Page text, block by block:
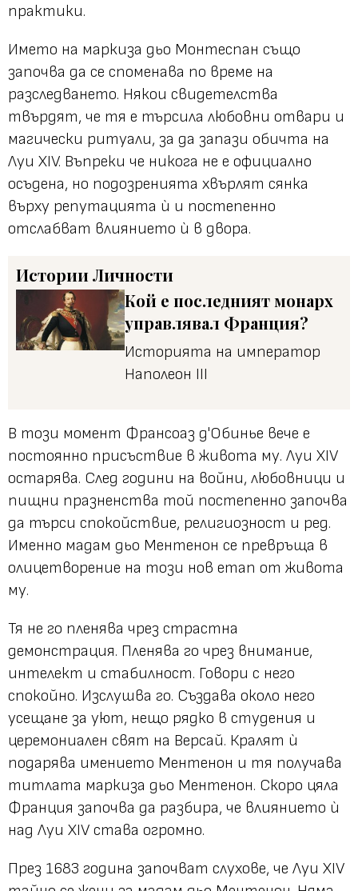
практики.
Името на маркиза дьо Монтеспан също
започва да се споменава по време на
разследването. Някои свидетелства
твърдят, че тя е търсила любовни отвари и
магически ритуали, за да запази обичта на
Луи XIV. Въпреки че никога не е официално
осъдена, но подозренията хвърлят сянка
върху репутацията ѝ и постепенно
отслабват влиянието ѝ в двора.
ИсторииЛичности
Кой е последният монарх
управлявал Франция?
Историята на император
Наполеон III
В този момент Франсоаз д'Обинье вече е
постоянно присъствие в живота му. Луи XIV
остарява. След години на войни, любовници и
пищни празненства той постепенно започва
да търси спокойствие, религиозност и ред.
Именно мадам дьо Ментенон се превръща в
олицетворение на този нов етап от живота
му.
Тя не го пленява чрез страстна
демонстрация. Пленява го чрез внимание,
интелект и стабилност. Говори с него
спокойно. Изслушва го. Създава около него
усещане за уют, нещо рядко в студения и
церемониален свят на Версай. Кралят ѝ
подарява имението Ментенон и тя получава
титлата маркиза дьо Ментенон. Скоро цяла
Франция започва да разбира, че влиянието ѝ
над Луи XIV става огромно.
През 1683 година започват слухове, че Луи XIV